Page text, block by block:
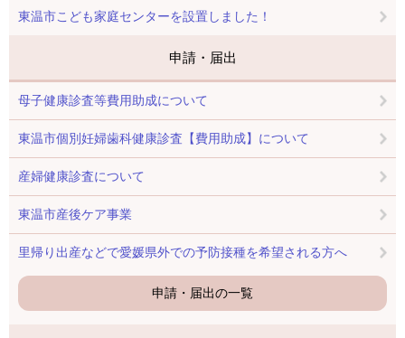
東温市こども家庭センターを設置しました！
申請・届出
母子健康診査等費用助成について
東温市個別妊婦歯科健康診査【費用助成】について
産婦健康診査について
東温市産後ケア事業
里帰り出産などで愛媛県外での予防接種を希望される方へ
申請・届出の一覧